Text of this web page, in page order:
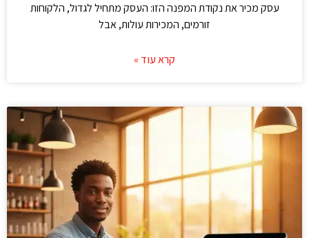
עסק מכיר את נקודת המפנה הזו: העסק מתחיל לגדול, הלקוחות
זורמים, המכירות עולות, אבל
קרא עוד »